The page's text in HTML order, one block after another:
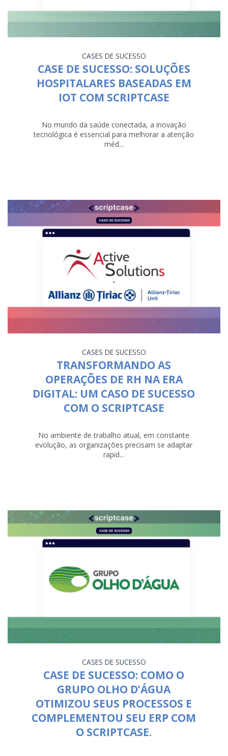
CASES DE SUCESSO
CASE DE SUCESSO: SOLUÇÕES
HOSPITALARES BASEADAS EM
IOT COM SCRIPTCASE
No mundo da saúde conectada, a inovação
tecnológica é essencial para melhorar a atenção
méd...
CASES DE SUCESSO
TRANSFORMANDO AS
OPERAÇÕES DE RH NA ERA
DIGITAL: UM CASO DE SUCESSO
COM O SCRIPTCASE
No ambiente de trabalho atual, em constante
evolução, as organizações precisam se adaptar
rapid...
CASES DE SUCESSO
CASE DE SUCESSO: COMO O
GRUPO OLHO D’ÁGUA
OTIMIZOU SEUS PROCESSOS E
COMPLEMENTOU SEU ERP COM
O SCRIPTCASE.